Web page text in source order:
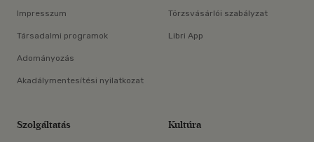
Impresszum
Társadalmi programok
Adományozás
Akadálymentesítési nyilatkozat
Törzsvásárlói szabályzat
Libri App
Szolgáltatás Kultúra